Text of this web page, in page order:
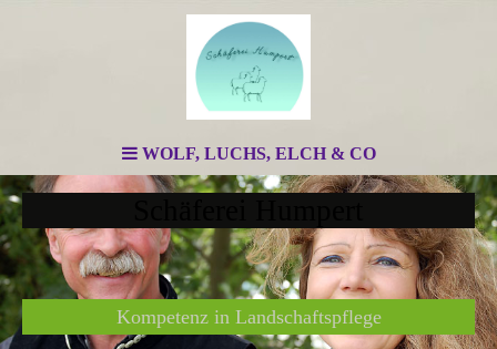
WOLF, LUCHS, ELCH & CO
Kompetenz in Landschaftspflege